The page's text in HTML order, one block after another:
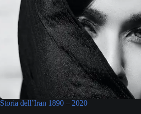
Storia dell’Iran 1890 – 2020